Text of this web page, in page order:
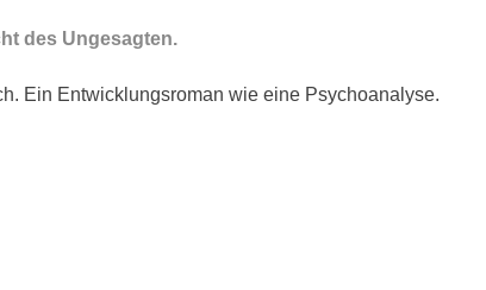
des Ungesagten.
Ein Entwicklungsroman wie eine Psychoanalyse.